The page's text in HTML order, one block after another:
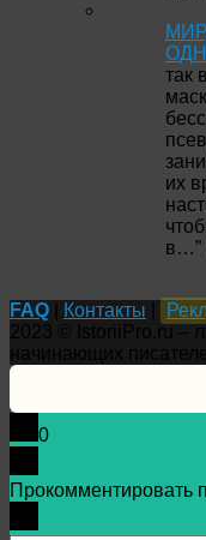
так
их
в…”
FAQ Контакты
0
Прокомментировать